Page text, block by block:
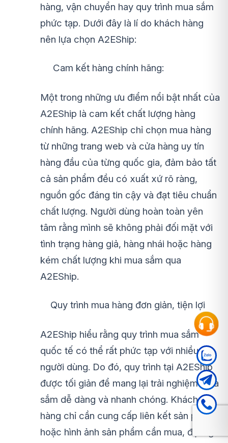
hàng, vận chuyển hay quy trình mua sắm
phức tạp. Dưới đây là lí do khách hàng
nên lựa chọn A2EShip:
Cam kết hàng chính hãng:
Một trong những ưu điểm nổi bật nhất của
A2EShip là cam kết chất lượng hàng
chính hãng. A2EShip chỉ chọn mua hàng
từ những trang web và cửa hàng uy tín
hàng đầu của từng quốc gia, đảm bảo tất
cả sản phẩm đều có xuất xứ rõ ràng,
nguồn gốc đáng tin cậy và đạt tiêu chuẩn
chất lượng. Người dùng hoàn toàn yên
tâm rằng mình sẽ không phải đối mặt với
tình trạng hàng giả, hàng nhái hoặc hàng
kém chất lượng khi mua sắm qua
A2EShip.
Quy trình mua hàng đơn giản, tiện lợi
A2EShip hiểu rằng quy trình mua sắm
quốc tế có thể rất phức tạp với nhiều
người dùng. Do đó, quy trình tại A2EShip
được tối giản để mang lại trải nghiệm mua
sắm dễ dàng và nhanh chóng. Khách
hàng chỉ cần cung cấp liên kết sản phẩm
hoặc hình ảnh sản phẩm cần mua, đội ngũ